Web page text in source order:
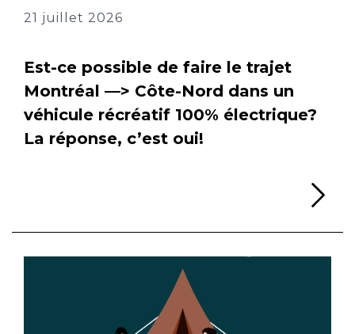
21 juillet 2026
Est-ce possible de faire le trajet
Montréal —> Côte-Nord dans un
véhicule récréatif 100% électrique?
La réponse, c’est oui!